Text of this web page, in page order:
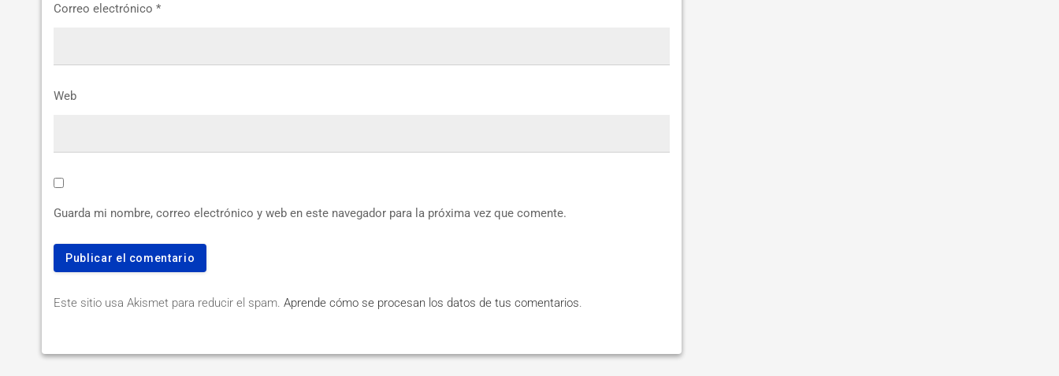
Correo electrónico *
Web
Guarda mi nombre, correo electrónico y web en este navegador para la próxima vez que comente.
Este sitio usa Akismet para reducir el spam. Aprende cómo se procesan los datos de tus comentarios.